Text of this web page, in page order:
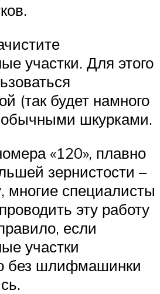
участки. Для этого
(так будет намного
шкурками.
«120», плавно
зернистости –
многие специалисты
эту работу
если
участки
без шлифмашинки